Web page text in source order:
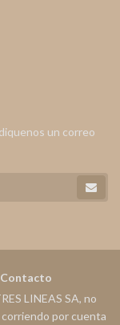
un correo
Contacto
LINEAS SA, no
corriendo por cuenta